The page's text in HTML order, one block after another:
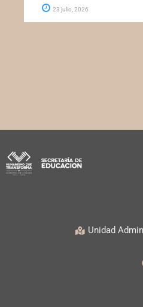
23 julio, 2026
Unidad